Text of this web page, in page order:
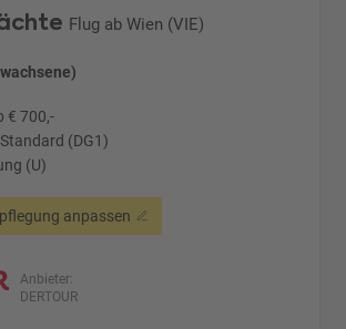
Flug ab Wien (VIE)
€ 700,-
(DG1)
(U)
anpassen
Anbieter:
DERTOUR